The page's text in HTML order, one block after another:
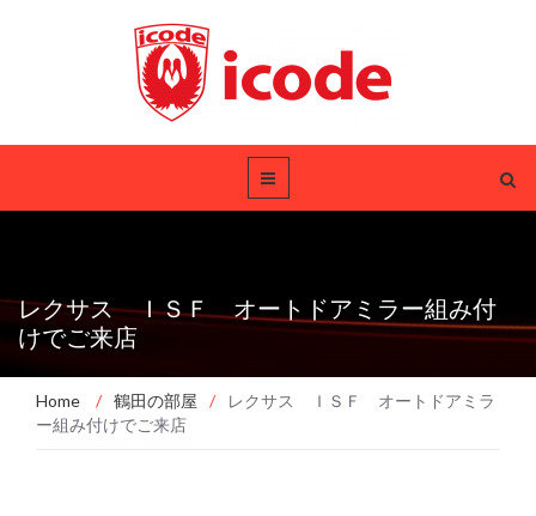
レクサス ＩＳＦ オートドアミラー組み付
けでご来店
Home / 鶴田の部屋 /
レクサス ＩＳＦ オートドアミラ
ー組み付けでご来店